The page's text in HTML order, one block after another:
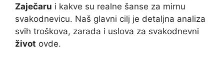
Zaječaru i kakve su realne šanse za mirnu
svakodnevicu. Naš glavni cilj je detaljna analiza
svih troškova, zarada i uslova za svakodnevni
život ovde.